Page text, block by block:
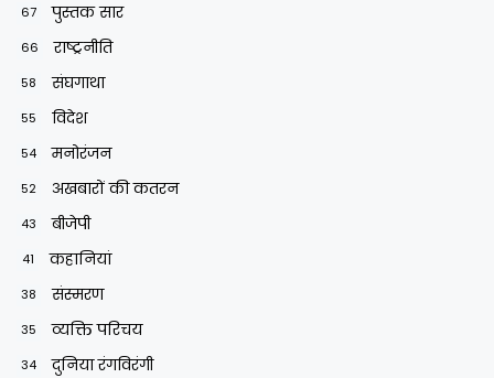
67 पुस्तक सार
66 राष्ट्रनीति
58 संघगाथा
55 विदेश
54 मनोरंजन
52 अखबारों की कतरन
43 बीजेपी
41 कहानियां
38 संस्मरण
35 व्यक्ति परिचय
34 दुनिया रंगविरंगी